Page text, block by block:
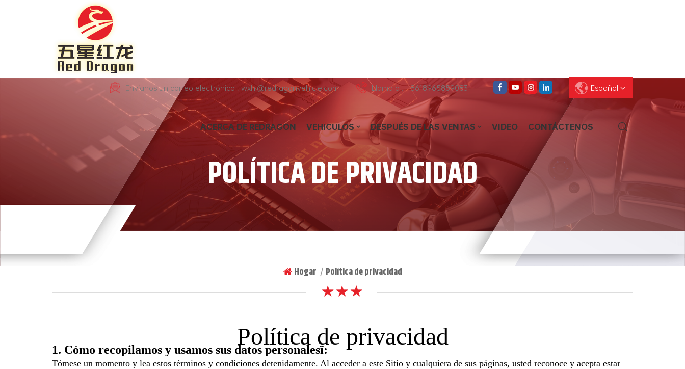
Envíanos un correo electrónico : wxhl@redragonvehicle.com Llama a : +8618965859083 Español
English
Français
Deutsch
Pусский
Español
العربية
ACERCA DE REDRAGON VEHICULOS DESPUÉS DE LAS VENTAS VIDEO CONTÁCTENOS
POLÍTICA DE PRIVACIDAD
Hogar | Política de privacidad
★ ★ ★
Política de privacidad
1. Cómo recopilamos y usamos sus datos personalesï:
Tómese un momento y lea estos términos y condiciones detenidamente. Al acceder a este Sitio y cualquiera de sus páginas, usted reconoce y acepta estar